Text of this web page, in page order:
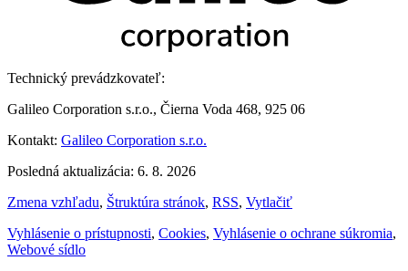
Technický prevádzkovateľ:
Galileo Corporation s.r.o., Čierna Voda 468, 925 06
Kontakt: Galileo Corporation s.r.o.
Posledná aktualizácia: 6. 8. 2026
Zmena vzhľadu, Štruktúra stránok, RSS, Vytlačiť
Vyhlásenie o prístupnosti, Cookies, Vyhlásenie o ochrane súkromia,
Webové sídlo